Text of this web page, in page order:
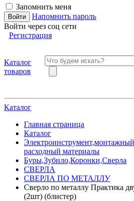
Запомнить меня
Напомнить пароль
Войти через соц сети
Регистрация
Каталог
товаров
Каталог
Главная страница
Каталог
расходный материалы
Буры,Зубило,Коронки,Сверла
СВЕРЛА
СВЕРЛА ПО МЕТАЛЛУ
Сверло по металлу Практика
(2шт) (блистер)